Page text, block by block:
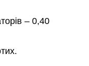
– 0,40